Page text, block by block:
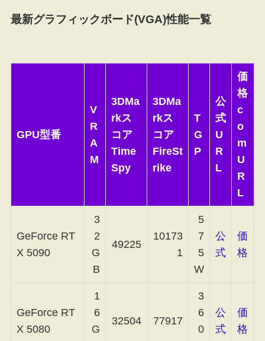
最新グラフィックボード(VGA)性能一覧
GPU型番
V
R
A
M
3DMa
rkス
コア
Time
Spy
3DMa
rkス
コア
FireSt
rike
T
G
P
公
式
U
R
L
価
格
c
o
m
U
R
L
GeForce RT
X 5090
3
2
G
B
49225
10173
1
5
7
5
W
公
式
価
格
GeForce RT
X 5080
1
6
G
32504 77917
3
6
0
公
式
価
格